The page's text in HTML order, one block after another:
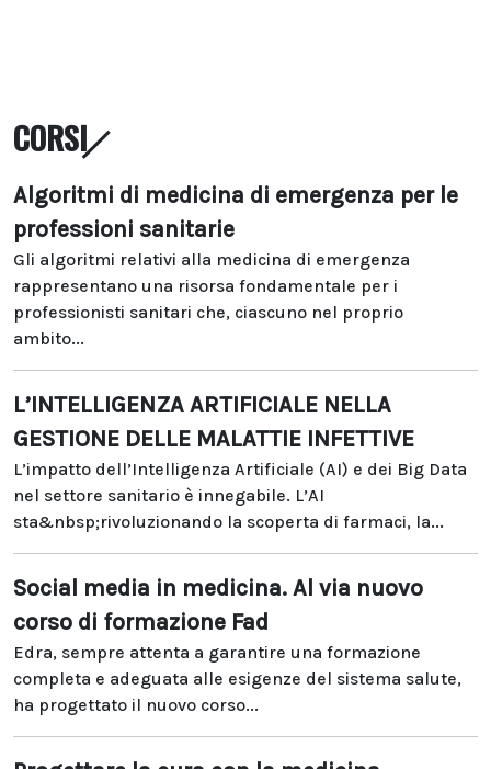
CORSI
Algoritmi di medicina di emergenza per le
professioni sanitarie
Gli algoritmi relativi alla medicina di emergenza
rappresentano una risorsa fondamentale per i
professionisti sanitari che, ciascuno nel proprio
ambito...
L’INTELLIGENZA ARTIFICIALE NELLA
GESTIONE DELLE MALATTIE INFETTIVE
L’impatto dell’Intelligenza Artificiale (AI) e dei Big Data
nel settore sanitario è innegabile. L’AI
sta&nbsp;rivoluzionando la scoperta di farmaci, la...
Social media in medicina. Al via nuovo
corso di formazione Fad
Edra, sempre attenta a garantire una formazione
completa e adeguata alle esigenze del sistema salute,
ha progettato il nuovo corso...